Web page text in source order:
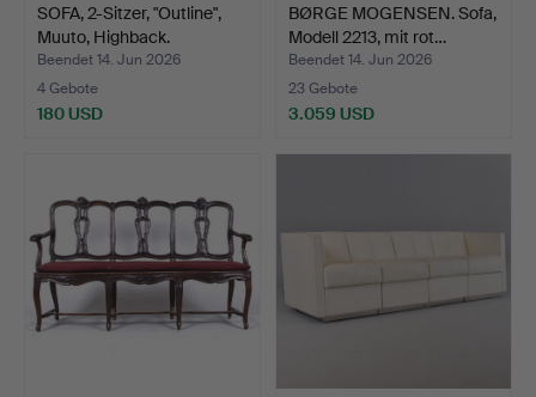
SOFA, 2-Sitzer, "Outline",
Muuto, Highback.
Beendet 14. Jun 2026
4 Gebote
180 USD
BØRGE MOGENSEN. Sofa,
Modell 2213, mit rot…
Beendet 14. Jun 2026
23 Gebote
3.059 USD